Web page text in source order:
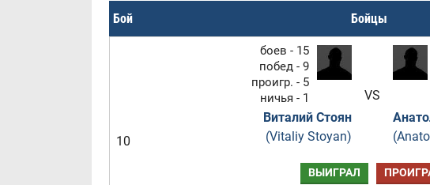
Бой Бойцы
10
боев - 15
побед - 9
проигр. - 5
ничья - 1
Виталий Стоян
(Vitaliy Stoyan)
VS
ВЫИГРАЛ